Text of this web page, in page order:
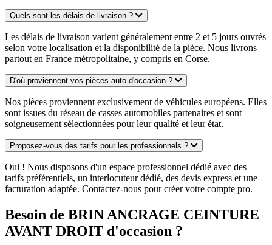
Quels sont les délais de livraison ?
Les délais de livraison varient généralement entre 2 et 5 jours ouvrés
selon votre localisation et la disponibilité de la pièce. Nous livrons
partout en France métropolitaine, y compris en Corse.
D'où proviennent vos pièces auto d'occasion ?
Nos pièces proviennent exclusivement de véhicules européens. Elles
sont issues du réseau de casses automobiles partenaires et sont
soigneusement sélectionnées pour leur qualité et leur état.
Proposez-vous des tarifs pour les professionnels ?
Oui ! Nous disposons d'un espace professionnel dédié avec des
tarifs préférentiels, un interlocuteur dédié, des devis express et une
facturation adaptée. Contactez-nous pour créer votre compte pro.
Besoin de BRIN ANCRAGE CEINTURE
AVANT DROIT d'occasion ?